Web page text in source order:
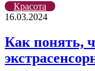
Красота
16.03.2024
Как понять,